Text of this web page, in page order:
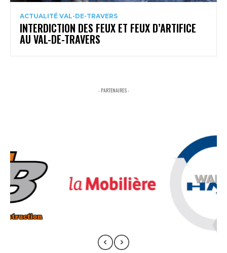
ACTUALITÉ VAL-DE-TRAVERS
INTERDICTION DES FEUX ET FEUX D’ARTIFICE
AU VAL-DE-TRAVERS
- PARTENAIRES -